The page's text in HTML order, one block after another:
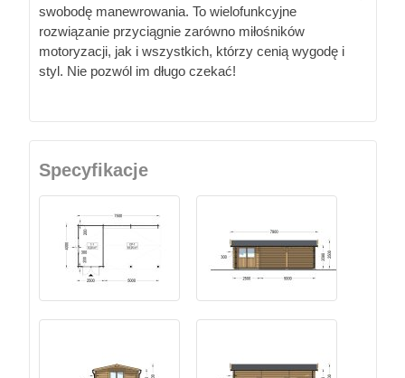
swobodę manewrowania. To wielofunkcyjne
rozwiązanie przyciągnie zarówno miłośników
motoryzacji, jak i wszystkich, którzy cenią wygodę i
styl. Nie pozwól im długo czekać!
Specyfikacje